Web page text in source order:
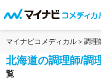
マイナビコメディカル 調理
北海道の調理師/調
覧